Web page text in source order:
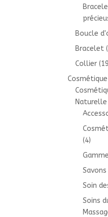
Boucle
Bracelet
Collier
Cosmétique
(4)
Savons
Soin
Soins